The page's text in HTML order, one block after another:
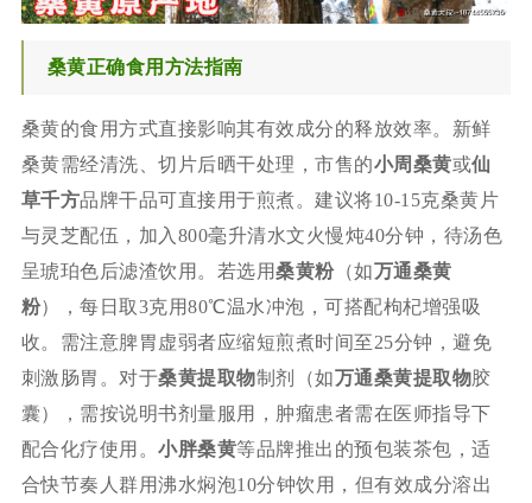
桑黄正确食用方法指南
桑黄的食用方式直接影响其有效成分的释放效率。新鲜
桑黄需经清洗、切片后晒干处理，市售的小周桑黄或仙
草千方品牌干品可直接用于煎煮。建议将10-15克桑黄片
与灵芝配伍，加入800毫升清水文火慢炖40分钟，待汤色
呈琥珀色后滤渣饮用。若选用桑黄粉（如万通桑黄
粉），每日取3克用80℃温水冲泡，可搭配枸杞增强吸
收。需注意脾胃虚弱者应缩短煎煮时间至25分钟，避免
刺激肠胃。对于桑黄提取物制剂（如万通桑黄提取物胶
囊），需按说明书剂量服用，肿瘤患者需在医师指导下
配合化疗使用。小胖桑黄等品牌推出的预包装茶包，适
合快节奏人群用沸水焖泡10分钟饮用，但有效成分溶出